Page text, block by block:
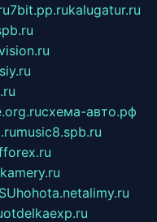
7bit.pp.rukalugatur.ru
схема-авто.рф
music8.spb.ru
hohota.netalimy.ru
otdelkaexp.ru